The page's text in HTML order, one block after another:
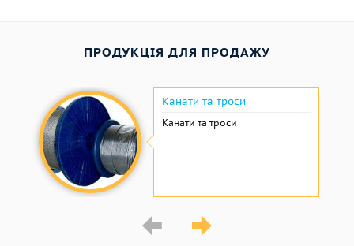
ПРОДУКЦІЯ ДЛЯ ПРОДАЖУ
Канати та троси
Канати та троси